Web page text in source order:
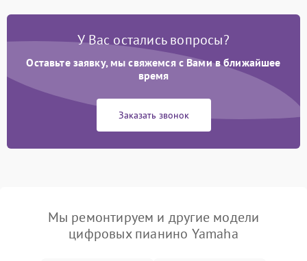
У Вас остались вопросы?
Оставьте заявку, мы свяжемся с Вами в ближайшее
время
Заказать звонок
Мы ремонтируем и другие модели
цифровых пианино Yamaha